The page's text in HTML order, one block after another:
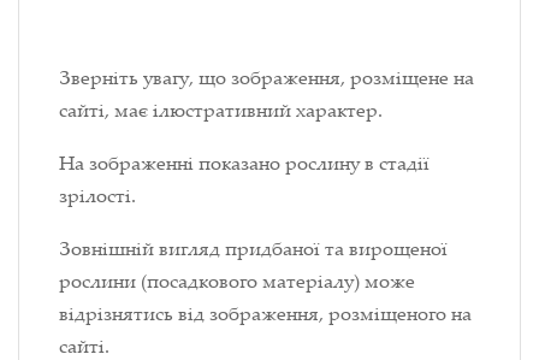
Зверніть увагу, що зображення, розміщене на
сайті, має ілюстративний характер.
На зображенні показано рослину в стадії
зрілості.
Зовнішній вигляд придбаної та вирощеної
рослини (посадкового матеріалу) може
відрізнятись від зображення, розміщеного на
сайті.